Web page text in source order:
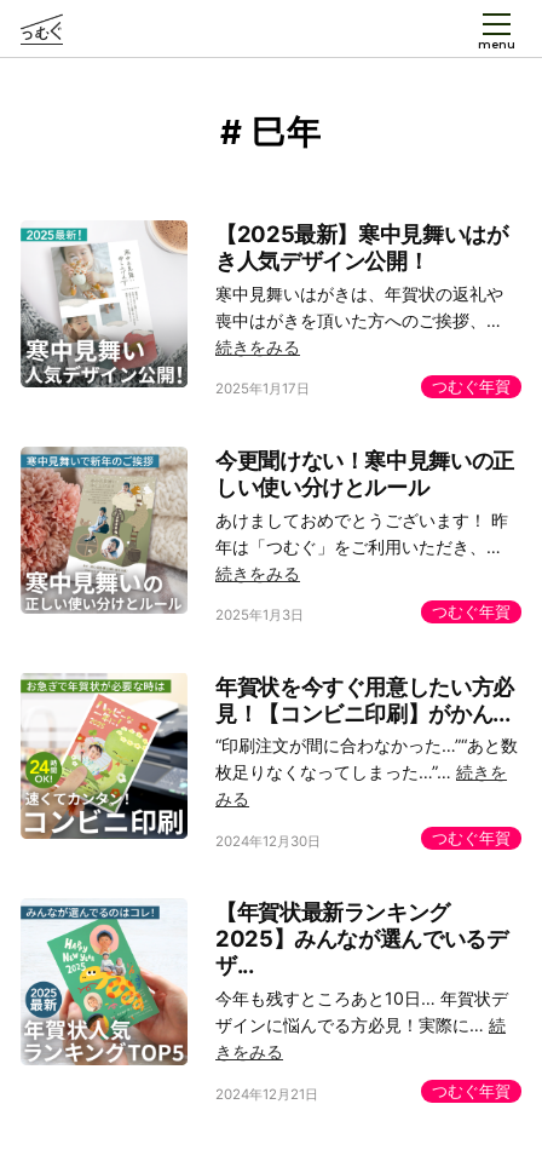
# 巳年
【2025最新】寒中見舞いはが
き人気デザイン公開！
寒中見舞いはがきは、年賀状の返礼や
喪中はがきを頂いた方へのご挨拶、…
続きをみる
2025年1月17日 つむぐ年賀
今更聞けない！寒中見舞いの正
しい使い分けとルール
あけましておめでとうございます！ 昨
年は「つむぐ」をご利用いただき、…
続きをみる
2025年1月3日 つむぐ年賀
年賀状を今すぐ用意したい方必
見！【コンビニ印刷】がかん...
“印刷注文が間に合わなかった…”“あと数
枚足りなくなってしまった…”…続きを
みる
2024年12月30日 つむぐ年賀
【年賀状最新ランキング
2025】みんなが選んでいるデ
ザ...
今年も残すところあと10日… 年賀状デ
ザインに悩んでる方必見！実際に…続
きをみる
2024年12月21日 つむぐ年賀
menu